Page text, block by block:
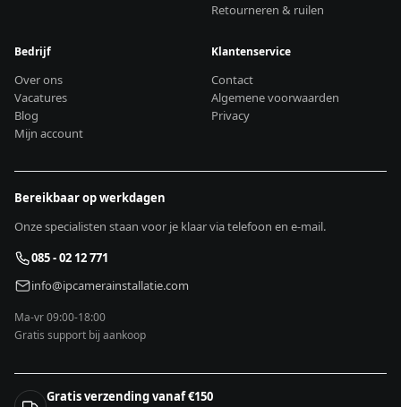
Retourneren & ruilen
Bedrijf
Over ons
Vacatures
Blog
Mijn account
Klantenservice
Contact
Algemene voorwaarden
Privacy
Bereikbaar op werkdagen
Onze specialisten staan voor je klaar via telefoon en e-mail.
085 - 02 12 771
info@ipcamerainstallatie.com
Ma-vr 09:00-18:00
Gratis support bij aankoop
Gratis verzending vanaf €150